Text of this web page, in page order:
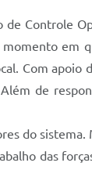
Controle
momento em
Com apoio
de
do sistema.
das